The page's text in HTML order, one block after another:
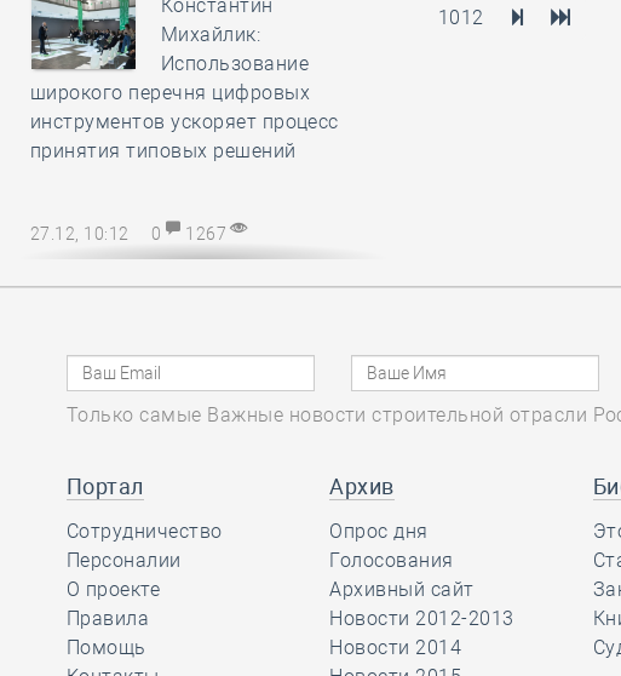
Константин
Михайлик:
Использование
широкого перечня цифровых
инструментов ускоряет процесс
принятия типовых решений
27.12, 10:12 0 1267
расходов на охрану труда
отметил, что объём
работ в
строительстве вырос более, чем на
32 процента с 2019 года
1012
Только самые Важные новости строительной отрасли
Портал
Сотрудничество
Персоналии
О проекте
Правила
Помощь
Архив
Опрос дня
Голосования
Архивный сайт
Новости 2012-2013
Новости 2014